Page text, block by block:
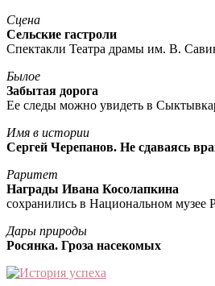
Сцена
Сельские гастроли
Спектакли Театра драмы им. В.
Былое
Забытая дорога
Ее следы можно увидеть в
Имя в истории
Сергей Черепанов. Не сдаваясь
Раритет
Награды Ивана Косолапкина
сохранились в Национальном музее
Дары природы
Росянка. Гроза насекомых